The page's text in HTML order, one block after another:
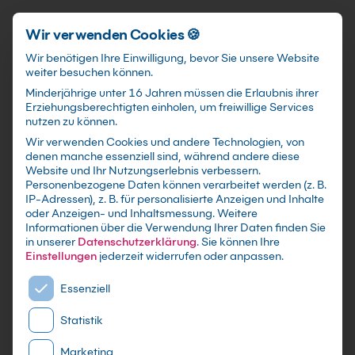
Schnellzugriff
CREO Umstieg auf CREO
Kurs
mit Zertifikat als Live Online Training,
Präsenzseminar in IT-Schulungszentren sowie
maßgeschneiderte Firmen- oder Inhouse-
Schulung für dein Team - Lerne und erweitere
dein Creo Wissen
Wir verwenden Cookies 🍪
Wir benötigen Ihre Einwilligung, bevor Sie unsere Website
weiter besuchen können.
Minderjährige unter 16 Jahren müssen die Erlaubnis ihrer
Erziehungsberechtigten einholen, um freiwillige Services
nutzen zu können.
Wir verwenden Cookies und andere Technologien, von
denen manche essenziell sind, während andere diese
Website und Ihr Nutzungserlebnis verbessern.
Personenbezogene Daten können verarbeitet werden (z. B.
IP-Adressen), z. B. für personalisierte Anzeigen und Inhalte
oder Anzeigen- und Inhaltsmessung.Weitere
Informationen über die Verwendung Ihrer Daten finden Sie
in unserer Datenschutzerklärung.Sie können Ihre
Einstellungen jederzeit widerrufen oder anpassen.
Es folgt eine Liste der Service-Gruppen, für die eine
Essenziell
Statistik
Marketing